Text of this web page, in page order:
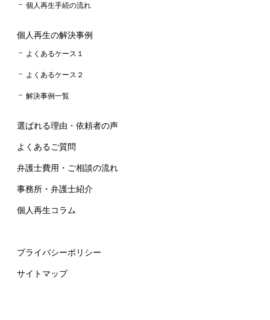
個人再生手続の流れ
個人再生の解決事例
よくあるケース１
よくあるケース２
解決事例一覧
選ばれる理由・依頼者の声
よくあるご質問
弁護士費用・ご相談の流れ
事務所・弁護士紹介
個人再生コラム
プライバシーポリシー
サイトマップ